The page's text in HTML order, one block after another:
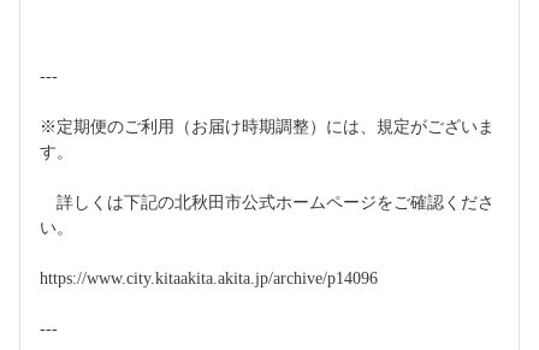
---
※定期便のご利用（お届け時期調整）には、規定がございま
す。
詳しくは下記の北秋田市公式ホームページをご確認くださ
い。
https://www.city.kitaakita.akita.jp/archive/p14096
---